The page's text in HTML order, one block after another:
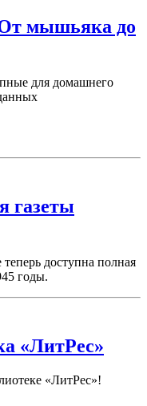
мышьяка до
для домашнего
газеты
доступна полная
годы.
«ЛитРес»
«ЛитРес»!